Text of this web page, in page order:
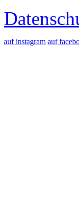
auf instagram auf